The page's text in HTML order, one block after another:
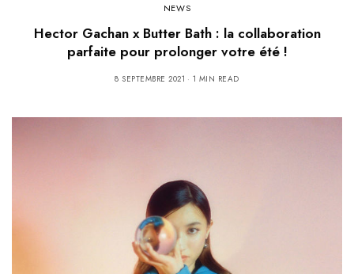
NEWS
Hector Gachan x Butter Bath : la collaboration
parfaite pour prolonger votre été !
8 SEPTEMBRE 2021 1 MIN READ